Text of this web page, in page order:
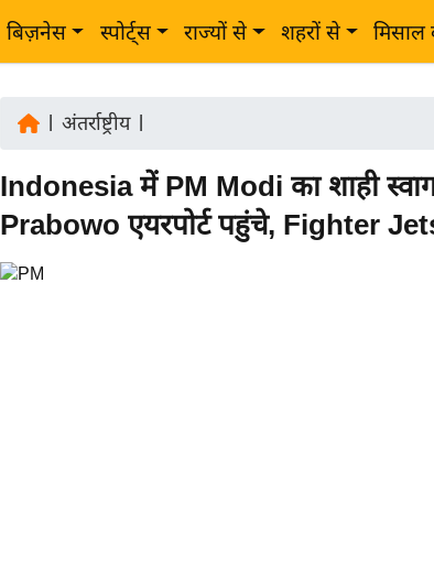
बिज़नेस स्पोर्ट्स राज्यों से शहरों से मिसाल
अंतर्राष्ट्रीय|
Indonesia में PM Modi का शाही
Prabowo एयरपोर्ट पहुंचे, Fighter Jets